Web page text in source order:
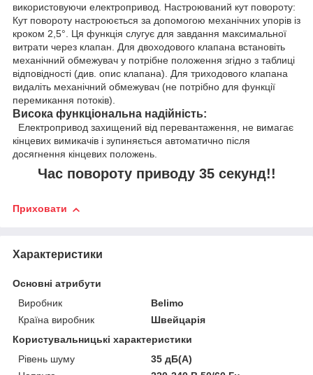
використовуючи електропривод. Настроюваний кут повороту:
Кут повороту настроюється за допомогою механічних упорів із
кроком 2,5°. Ця функція слугує для завдання максимальної
витрати через клапан. Для двоходового клапана встановіть
механічний обмежувач у потрібне положення згідно з таблиці
відповідності (див. опис клапана). Для триходового клапана
видаліть механічний обмежувач (не потрібно для функції
перемикання потоків).
Висока функціональна надійність:
Електропривод захищений від перевантаження, не вимагає
кінцевих вимикачів і зупиняється автоматично після
досягнення кінцевих положень.
Час повороту приводу 35 секунд!!
Приховати
Характеристики
Основні атрибути
Виробник
Belimo
Країна виробник
Швейцарія
Користувальницькі характеристики
Рівень шуму
35 дБ(A)